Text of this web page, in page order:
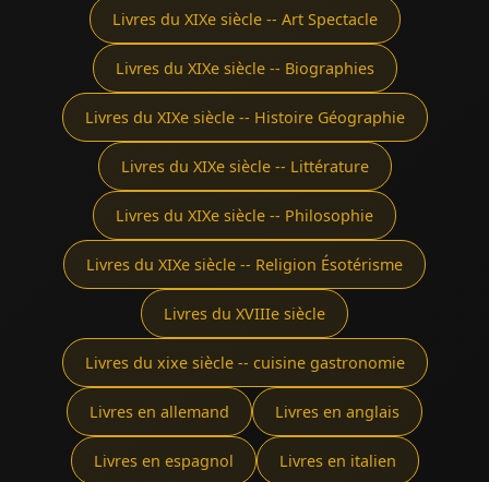
Livres du XIXe siècle -- Art Spectacle
Livres du XIXe siècle -- Biographies
Livres du XIXe siècle -- Histoire Géographie
Livres du XIXe siècle -- Littérature
Livres du XIXe siècle -- Philosophie
Livres du XIXe siècle -- Religion Ésotérisme
Livres du XVIIIe siècle
Livres du xixe siècle -- cuisine gastronomie
Livres en allemand Livres en anglais
Livres en espagnol Livres en italien